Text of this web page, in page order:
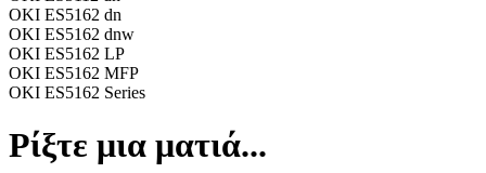
OKI ES5162 dn
OKI ES5162 dnw
OKI ES5162 LP
OKI ES5162 MFP
OKI ES5162 Series
Ρίξτε μια ματιά...